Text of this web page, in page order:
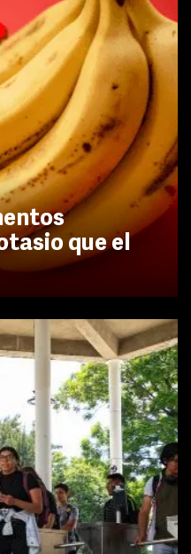
que el